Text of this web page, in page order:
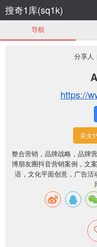
搜奇1库(sq1k)
导航
分享人
https://
美女
整合营销，品牌战略，品牌
博朋友圈抖音营销案例，文
语，文化平面创意，广告